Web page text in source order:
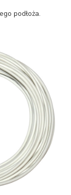
podłoża.